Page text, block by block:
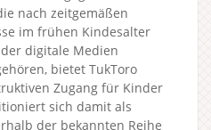
nach zeitgemäßen
im frühen Kindesalter
digitale Medien
bietet TukToro
Zugang für Kinder
sich damit als
der bekannten Reihe